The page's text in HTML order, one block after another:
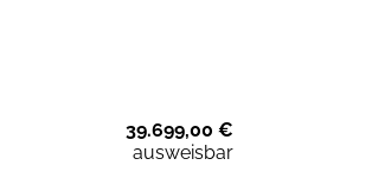
39.699,00 €
ausweisbar